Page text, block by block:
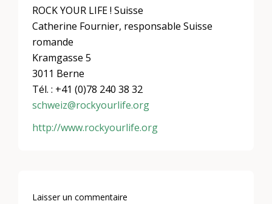
ROCK YOUR LIFE ! Suisse
Catherine Fournier, responsable Suisse
romande
Kramgasse 5
3011 Berne
Tél. : +41 (0)78 240 38 32
schweiz@rockyourlife.org
http://www.rockyourlife.org
Laisser un commentaire